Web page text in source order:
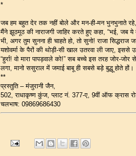
*
जब हम बहुत देर तक नहीं बोले और मन-ही-मन भुनभुनाते
मैंने झूठमूठ की नाराजगी जाहिर करते हुए कहा, “भई, जब
भी, अगर तुम सुनना ही चाहते हो, तो सुनो! राजा
यशोवर्मा के पैरों की थोड़ी-सी खाल उतरवा ली जाए, इससे
“हुर्रा! वो मारा पापड़वाले को!” सब बच्चे इस तरह जोर-
लगा, मानो ससुराल में जमाई बाबू ही सबसे बड़े बुद्धू होते हों।
**
प्रस्तुति – मंजुरानी जैन,
502, राधाकृष्ण कुंज, प्लाट नं. 377-ए, 9वीं ऑफ क्रास
चलभाष: 09869686430